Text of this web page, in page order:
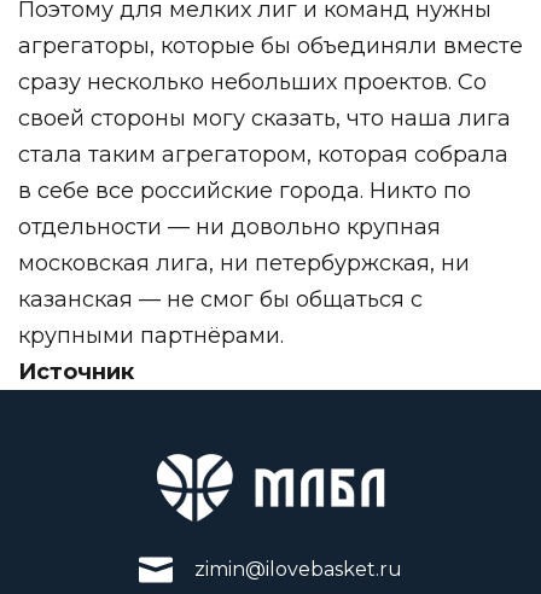
Поэтому для мелких лиг и команд нужны
агрегаторы, которые бы объединяли вместе
сразу несколько небольших проектов. Со
своей стороны могу сказать, что наша лига
стала таким агрегатором, которая собрала
в себе все российские города. Никто по
отдельности — ни довольно крупная
московская лига, ни петербуржская, ни
казанская — не смог бы общаться с
крупными партнёрами.
Источник
zimin@ilovebasket.ru